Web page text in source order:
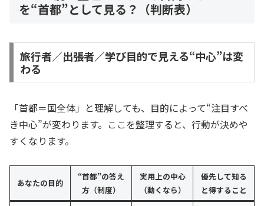
を“首都”として見る？（判断表）
旅行者／出張者／学び目的で見える“中心”は変
わる
「首都＝国全体」と理解しても、目的によって“注目すべ
き中心”が変わります。ここを整理すると、行動が決めや
すくなります。
あなたの目的
“首都”の答え
方（制度）
実用上の中心
（動くなら）
優先して知る
と得すること